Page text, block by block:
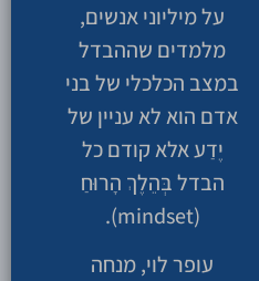
על מיליוני אנשים,
מלמדים שההבדל
במצב הכלכלי של בני
אדם הוא לא עניין של
יֶדַע אלא קודם כל
הבדל בְּהֵלֶךְ הָרוּחַ
(mindset).
עופר לוי, מנחה